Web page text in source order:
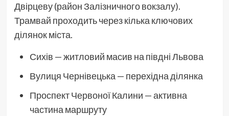
Двірцеву (район Залізничного вокзалу).
Трамвай проходить через кілька ключових
ділянок міста.
Сихів — житловий масив на півдні Львова
Вулиця Чернівецька — перехідна ділянка
Проспект Червоної Калини — активна
частина маршруту